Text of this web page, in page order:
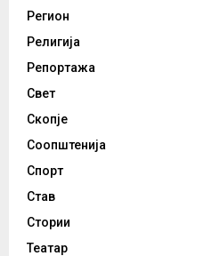
Регион
Религија
Репортажа
Свет
Скопје
Соопштенија
Спорт
Став
Стории
Театар